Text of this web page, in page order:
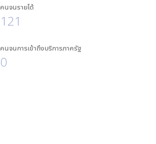
คนจนรายได้
121
คนจนการเข้าถึงบริการภาครัฐ
0